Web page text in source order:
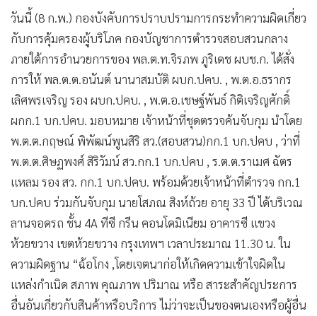
•
วิทยาศาสตร์
•
SMEs
หุ้น
• อินโดจีน
• กองทุนรวม
• Celeb Online
• Factcheck
• ญี่ปุ่น
• News1
• Gotomanager
วันนี้ (8 ก.พ.) กองบังคับการปราบปรามการกระทำความผิดเกี่ยว
กับการคุ้มครองผู้บริโภค กองบัญชาการตำรวจสอบสวนกลาง
ภายใต้การอำนวยการของ พล.ต.ท.จิรภพ ภูริเดช ผบช.ก. ได้สั่ง
การให้ พล.ต.ต.อนันต์ นานาสมบัติ ผบก.ปคบ. , พ.ต.อ.ธรากร
เลิศพรเจริญ รอง ผบก.ปคบ. , พ.ต.อ.เชษฐ์พันธ์ กิติเจริญศักดิ์
ผกก.1 บก.ปคบ. มอบหมาย เจ้าหน้าที่ชุดตรวจค้นจับกุม นำโดย
พ.ต.ต.กฤษณ์ พิพัฒน์พูนสิริ สว.(สอบสวน)กก.1 บก.ปคบ , ว่าที่
พ.ต.ต.ศิษฏพงศ์ สิริวัมน์ สว.กก.1 บก.ปคบ , ร.ต.ต.ราเมศ ฉัตร
แหลม รอง สว. กก.1 บก.ปคบ. พร้อมด้วยเจ้าหน้าที่ตำรวจ กก.1
บก.ปคบ ร่วมกันจับกุม นายโสภณ สิงห์ถ้วย อายุ 33 ปี ได้บริเวณ
ลานจอดรถ ชั้น 4A ทีซี กรีน คอนโดมิเนียม อาคารซี แขวง
ห้วยขวาง เขตห้วยขวาง กรุงเทพฯ เวลาประมาณ 11.30 น. ใน
ความผิดฐาน “ฉ้อโกง ,โดยเจตนาก่อให้เกิดความเข้าใจผิดใน
แหล่งกำเนิด สภาพ คุณภาพ ปริมาณ หรือ สาระสำคัญประการ
อื่นอันเกี่ยวกับสินค้าหรือบริการ ไม่ว่าจะเป็นของตนเองหรือผู้อื่น